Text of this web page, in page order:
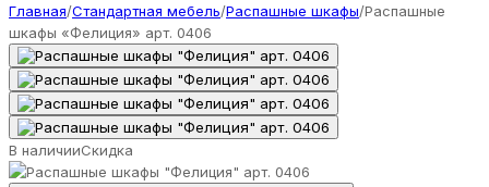
Главная/Стандартная мебель/Распашные шкафы/Распашные
шкафы «Фелиция» арт. 0406
В наличииСкидка